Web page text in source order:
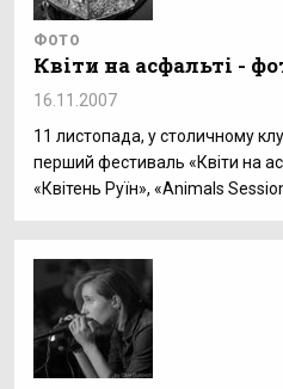
ФОТО
Квіти на асфальті -
16.11.2007
11 листопада, у столичному
перший фестиваль «Квіти на
«Квітень Руїн», «Animals